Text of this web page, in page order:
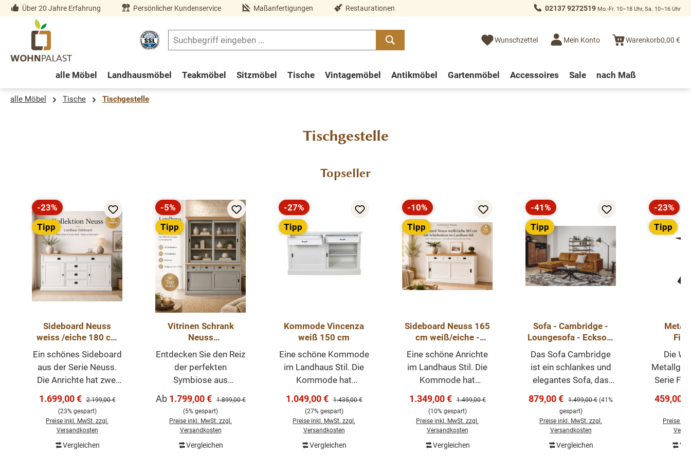
Zur Hauptnavigation springen
Über 20 Jahre Erfahrung Persönlicher Kundenservice Maßanfertigungen Restaurationen 02137 9272519 Mo.-Fr. 10–18 Uhr, Sa. 10–16 Uhr
Wunschzettel Mein Konto Warenkorb0,00 €
alle Möbel Landhausmöbel Teakmöbel Sitzmöbel Tische Vintagemöbel Antikmöbel Gartenmöbel Accessoires Sale nach Maß
alle Möbel Tische Tischgestelle
Tischgestelle
Topseller
Rabatt
-23%
Tipp
Sideboard Neuss
weiss /eiche 180 cm
mit Schiebetüren im
Landhaus Stil
Ein schönes Sideboard
aus der Serie Neuss.
Die Anrichte hat zwei
ist vielseitig nutzbar.
Mit fünf Schubladen.
Unsere Anrichte in 180
cm im angesagten
Verkaufspreis:
1.699,00 € Regulärer Preis:
2.199,00 €
(23% gespart)
Preise inkl. MwSt. zzgl.
Versandkosten
Vergleichen
In den Warenkorb
Rabatt
-5%
Tipp
Vitrinen Schrank
Neuss
zementgraueiche ab
120 cm -
Buffetschrank Größen
& Varianten wählbar
Entdecken Sie den Reiz
der perfekten
Symbiose aus
zeitgenössischen
Akzenten im
Vitrinenschrank Neuss.
Präsentieren und
Verkaufspreis:
Ab 1.799,00 € Regulärer Preis:
1.899,00 €
(5% gespart)
Preise inkl. MwSt. zzgl.
Versandkosten
Vergleichen
Rabatt
-27%
Tipp
Kommode Vincenza
weiß 150 cm
Eine schöne Kommode
im Landhaus Stil. Die
Kommode hat
Schiebetüren, ist
vielseitig nutzbar und
komplett weiß. Unsere
Kommode 150cm
Verkaufspreis:
1.049,00 € Regulärer Preis:
1.435,00 €
(27% gespart)
Preise inkl. MwSt. zzgl.
Versandkosten
Vergleichen
In den Warenkorb
Rabatt
-10%
Tipp
Sideboard Neuss 165
cm weiß/eiche -
Anrichte Landhaus
Kommode mit
Schiebetüren
Eine schöne Anrichte
im Landhaus Stil. Die
Kommode hat
Schiebetüren, ist
vielseitig nutzbar und
komplett weiß. Die
Arbeitsplatte ist in
Verkaufspreis:
1.349,00 € Regulärer Preis:
1.499,00 €
(10% gespart)
Preise inkl. MwSt. zzgl.
Versandkosten
Vergleichen
In den Warenkorb
Rabatt
-41%
Tipp
Sofa - Cambridge -
Loungesofa - Ecksofa
235cm in
verschiedenen Farben
- sofort lieferbar
Das Sofa Cambridge
ist ein schlankes und
elegantes Sofa, das
kleinere Räume eignet.
Dieses Sofa besteht
aus einem 3-Sitzer-
Sofa, einer Lounge und
Verkaufspreis:
879,00 € Regulärer Preis:
1.499,00 € (41%
gespart)
Preise inkl. MwSt. zzgl.
Versandkosten
Vergleichen
Rabatt
-23%
Tipp
Metall
Die
Serie
an. Die
aus
sind
459,00 €
Preise